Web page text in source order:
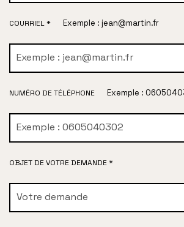
COURRIEL * Exemple : jean@martin.fr
NUMÉRO DE TÉLÉPHONE Exemple :
OBJET DE VOTRE DEMANDE *